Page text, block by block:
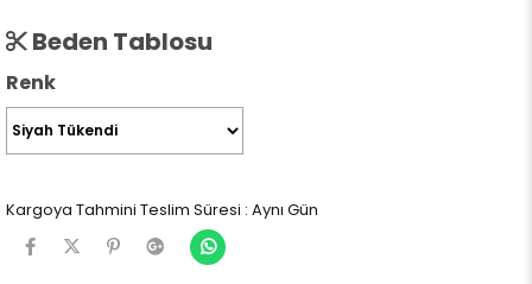
Beden Tablosu
Renk
Kargoya Tahmini Teslim Süresi : Aynı Gün